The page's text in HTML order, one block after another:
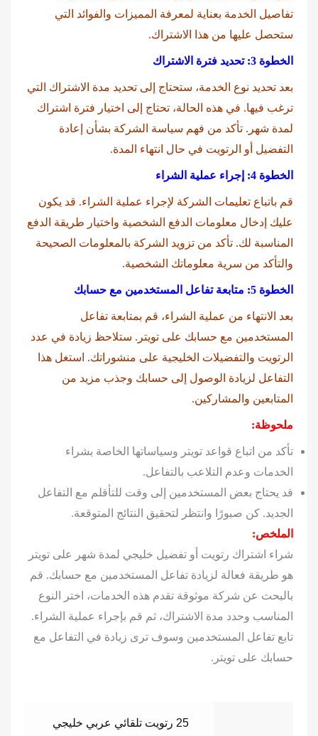
تفاصيل الخدمة بعناية لمعرفة المميزات والفوائد التي
ستحصل عليها من هذا الاشتراك.
الخطوة 3: تحديد فترة الاشتراك
بعد تحديد نوع الخدمة، ستحتاج إلى تحديد مدة الاشتراك التي
ترغب فيها. في هذه الحالة، تحتاج إلى اختيار فترة اشتراك
لمدة شهر. تأكد من فهم سياسة الشركة بشأن إعادة
التفضيل أو الرتويت في حال انتهاء المدة.
الخطوة 4: إجراء عملية الشراء
قم باتباع تعليمات الشركة لإجراء عملية الشراء. قد يكون
عليك إدخال معلومات الدفع الشخصية واختيار طريقة الدفع
المناسبة لك. تأكد من تزويد الشركة بالمعلومات الصحيحة
والتأكد من سرية معلوماتك الشخصية.
الخطوة 5: متابعة تفاعل المستخدمين مع حسابك
بعد الانتهاء من عملية الشراء، قم بمتابعة تفاعل
المستخدمين مع حسابك على تويتر. ستلاحظ زيادة في عدد
الرتويت والتفضيلات الخليجية على منشوراتك. استغل هذا
التفاعل لزيادة الوصول إلى حسابك وجذب مزيد من
المتابعين والمشاركين.
ملحوظة:
تأكد من اتباع قواعد تويتر وسياساتها الخاصة بشراء
الخدمات وعدم التلاعب بالتفاعل.
قد يحتاج بعض المستخدمين إلى وقت للتأقلم مع التفاعل
الجديد. كن صبورًا وانتظر لتحقيق النتائج المتوقعة.
الملخص:
شراء اشتراك رتويت أو تفضيل خليجي لمدة شهر على تويتر
هو طريقة فعالة لزيادة تفاعل المستخدمين مع حسابك. قم
بالبحث عن شركة موثوقة تقدم هذه الخدمات، اختر النوع
المناسب وحدد مدة الاشتراك، ثم قم بإجراء عملية الشراء.
تابع تفاعل المستخدمين وسوف ترى زيادة في التفاعل مع
حسابك على تويتر.
25 رتويت تلقائي عربي خليجي